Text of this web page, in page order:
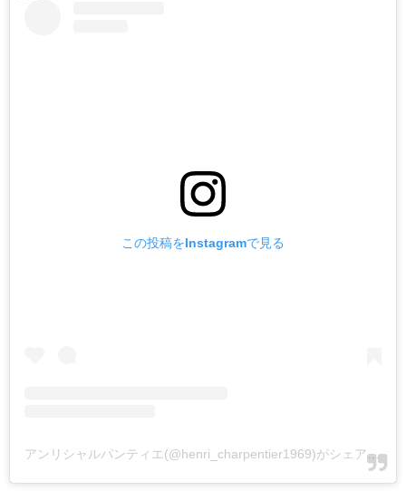
この投稿をInstagramで見る
アンリシャルパンティエ(@henri_charpentier1969)がシェアした投稿